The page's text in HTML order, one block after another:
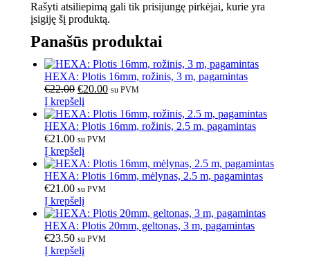
Rašyti atsiliepimą gali tik prisijungę pirkėjai, kurie yra
įsigiję šį produktą.
Panašūs produktai
HEXA: Plotis 16mm, rožinis, 3 m, pagamintas
€22.00 €20.00 su PVM
Į krepšelį
HEXA: Plotis 16mm, rožinis, 2.5 m, pagamintas
€21.00 su PVM
Į krepšelį
HEXA: Plotis 16mm, mėlynas, 2.5 m, pagamintas
€21.00 su PVM
Į krepšelį
HEXA: Plotis 20mm, geltonas, 3 m, pagamintas
€23.50 su PVM
Į krepšelį